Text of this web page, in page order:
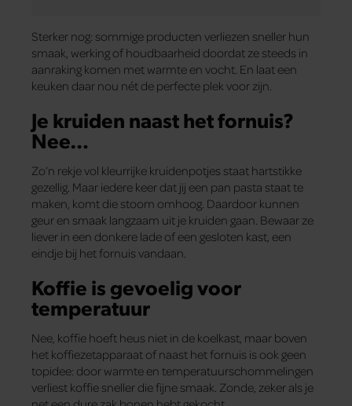
Sterker nog: sommige producten verliezen sneller hun
smaak, werking of houdbaarheid doordat ze steeds in
aanraking komen met warmte en vocht. En laat een
keuken daar nou nét de perfecte plek voor zijn.
Je kruiden naast het fornuis?
Nee…
Zo’n rekje vol kleurrijke kruidenpotjes staat hartstikke
gezellig. Maar iedere keer dat jij een pan pasta staat te
maken, komt die stoom omhoog. Daardoor kunnen
geur en smaak langzaam uit je kruiden gaan. Bewaar ze
liever in een donkere lade of een gesloten kast, een
eindje bij het fornuis vandaan.
Koffie is gevoelig voor
temperatuur
Nee, koffie hoeft heus niet in de koelkast, maar boven
het koffiezetapparaat of naast het fornuis is ook geen
topidee: door warmte en temperatuurschommelingen
verliest koffie sneller die fijne smaak. Zonde, zeker als je